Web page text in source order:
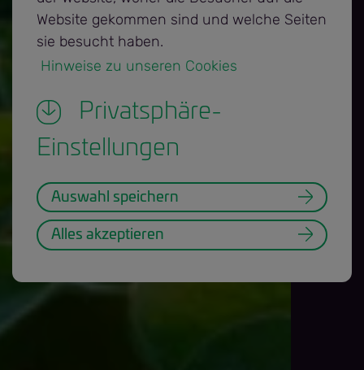
Website gekommen sind und welche Seiten
sie besucht haben.
Hinweise zu unseren Cookies
Privatsphäre-
Einstellungen
Auswahl speichern
Alles akzeptieren